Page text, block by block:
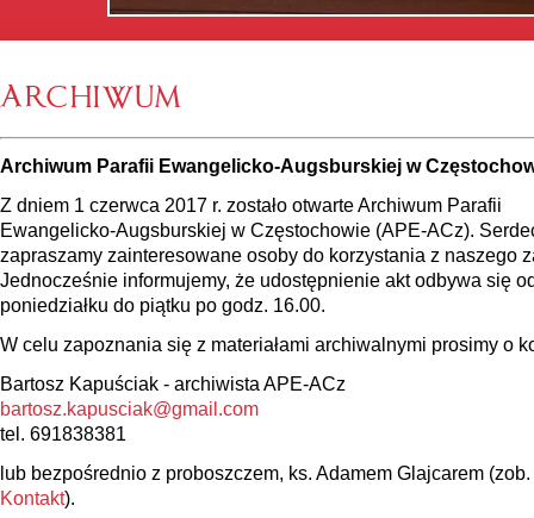
ARCHIWUM
Archiwum Parafii Ewangelicko-Augsburskiej w
Z dniem 1 czerwca 2017 r. zostało otwarte Archiwum Parafii
Ewangelicko-Augsburskiej w Częstochowie (APE-ACz).
zapraszamy zainteresowane osoby do korzystania z naszego
Jednocześnie informujemy, że udostępnienie akt odbywa się
poniedziałku do piątku po godz. 16.00.
W celu zapoznania się z materiałami archiwalnymi prosimy o
Bartosz Kapuściak - archiwista APE-ACz
bartosz.kapusciak@gmail.com
tel. 691838381
lub bezpośrednio z proboszczem, ks. Adamem Glajcarem (zob.
Kontakt).